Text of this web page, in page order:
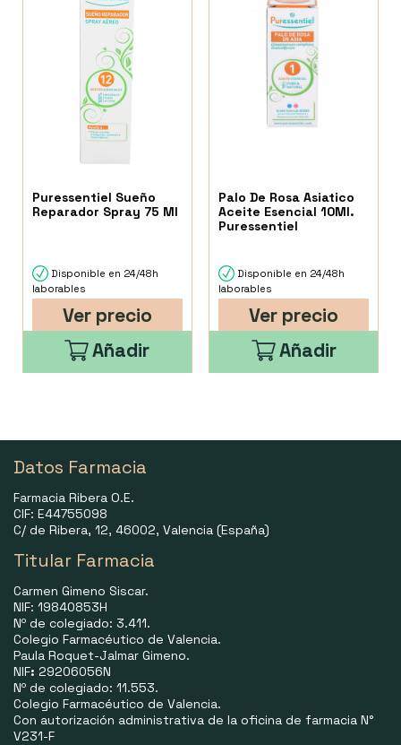
Puressentiel Sueño
Reparador Spray 75 Ml
Disponible en 24/48h
laborables
Ver precio
Añadir
Palo De Rosa Asiatico
Aceite Esencial 10Ml.
Puressentiel
Disponible en 24/48h
laborables
Ver precio
Añadir
Datos Farmacia
Farmacia Ribera O.E.
CIF: E44755098
C/ de Ribera, 12, 46002, Valencia (España)
Titular Farmacia
Carmen Gimeno Siscar.
NIF: 19840853H
Nº de colegiado: 3.411.
Colegio Farmacéutico de Valencia.
Paula Roquet-Jalmar Gimeno.
NIF: 29206056N
Nº de colegiado: 11.553.
Colegio Farmacéutico de Valencia.
Con autorización administrativa de la oficina de farmacia N°
V231-F